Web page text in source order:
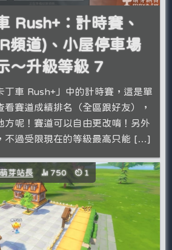
Rush+：計時賽、
頻道)、小屋停車場
～升級等級 7
丁車 Rush+」中的計時賽，這是單
看賽道成績排名（全區跟好友），
方呢！賽道可以自由更改唷！另外
不過受限現在的等級最高只能 […]
萌芽站長 750 1